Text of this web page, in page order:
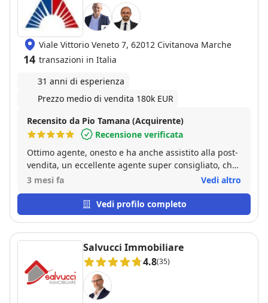
Viale Vittorio Veneto 7, 62012 Civitanova Marche
14 transazioni in Italia
31 anni di esperienza
Prezzo medio di vendita 180k EUR
Recensito da Pio Tamana (Acquirente)
Recensione verificata
Ottimo agente, onesto e ha anche assistito alla post-
vendita, un eccellente agente super consigliato, che
si prende cura del proprio cliente fino all atto
3 mesi fa Vedi altro
Vedi profilo completo
Salvucci Immobiliare
4.8(35)